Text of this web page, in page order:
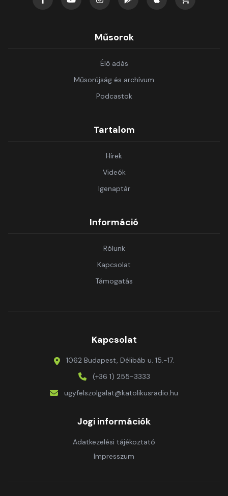
Műsorok
Élő adás
Műsorújság és archívum
Podcastok
Tartalom
Hírek
Videók
Igenaptár
Információ
Rólunk
Kapcsolat
Támogatás
Kapcsolat
1062 Budapest, Délibáb u. 15.-17.
(+36 1) 255-3333
ugyfelszolgalat@katolikusradio.hu
Jogi információk
Adatkezelési tájékoztató
Impresszum